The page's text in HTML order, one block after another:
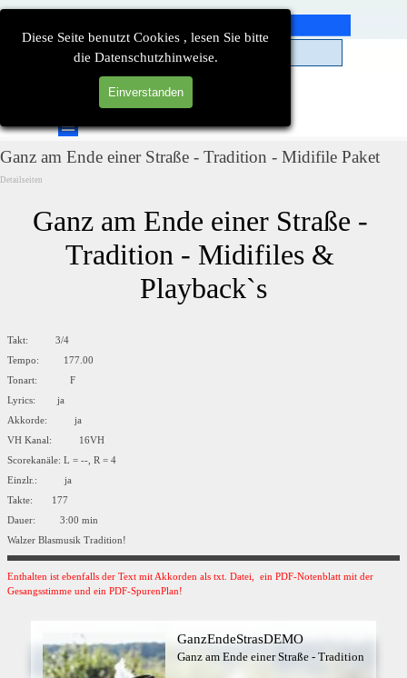
Diese Seite benutzt Cookies , lesen Sie bitte
die Datenschutzhinweise.
Einverstanden
Direkt zum Seiteninhalt
Menü überspringen
Ganz am Ende einer Straße - Tradition - Midifile Paket
Detailseiten
Ganz am Ende einer Straße -
Tradition - Midifiles &
Playback`s
Takt: 3/4
Tempo: 177.00
Tonart: F
Lyrics: ja
Akkorde: ja
VH Kanal: 16VH
Scorekanäle: L = --, R = 4
Einzlr.: ja
Takte: 177
Dauer: 3:00 min
Walzer Blasmusik Tradition!
Enthalten ist ebenfalls der Text mit Akkorden als txt. Datei, ein PDF-Notenblatt mit der
Gesangsstimme und ein PDF-SpurenPlan!
GanzEndeStrasDEMO
Ganz am Ende einer Straße - Tradition